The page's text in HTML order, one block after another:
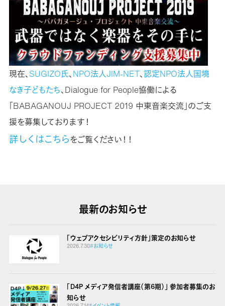
現在、SUGIZO氏、NPO法人JIM-NET、認定NPO法人国境
なき子どもたち、Dialogue for People協働による
「BABAGANOUJ PROJECT 2019 中東音楽交流」のご支
援を募集しております！
詳しくはこちらをご覧ください！！
最新のお知らせ
「ウェブアクセシビリティ方針」策定のお知らせ
2026.7.30#お知らせ
「D4P メディア発信者講座（第6期）」 参加者募集のお
知らせ